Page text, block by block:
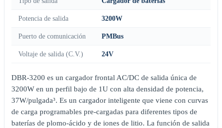
Potencia de salida 3200W
Puerto de comunicación PMBus
Voltaje de salida (C.V.) 24V
DBR-3200 es un cargador frontal AC/DC de salida única de
3200W en un perfil bajo de 1U con alta densidad de potencia,
37W/pulgada³. Es un cargador inteligente que viene con curvas
de carga programables pre-cargadas para diferentes tipos de
baterías de plomo-ácido y de iones de litio. La función de salida